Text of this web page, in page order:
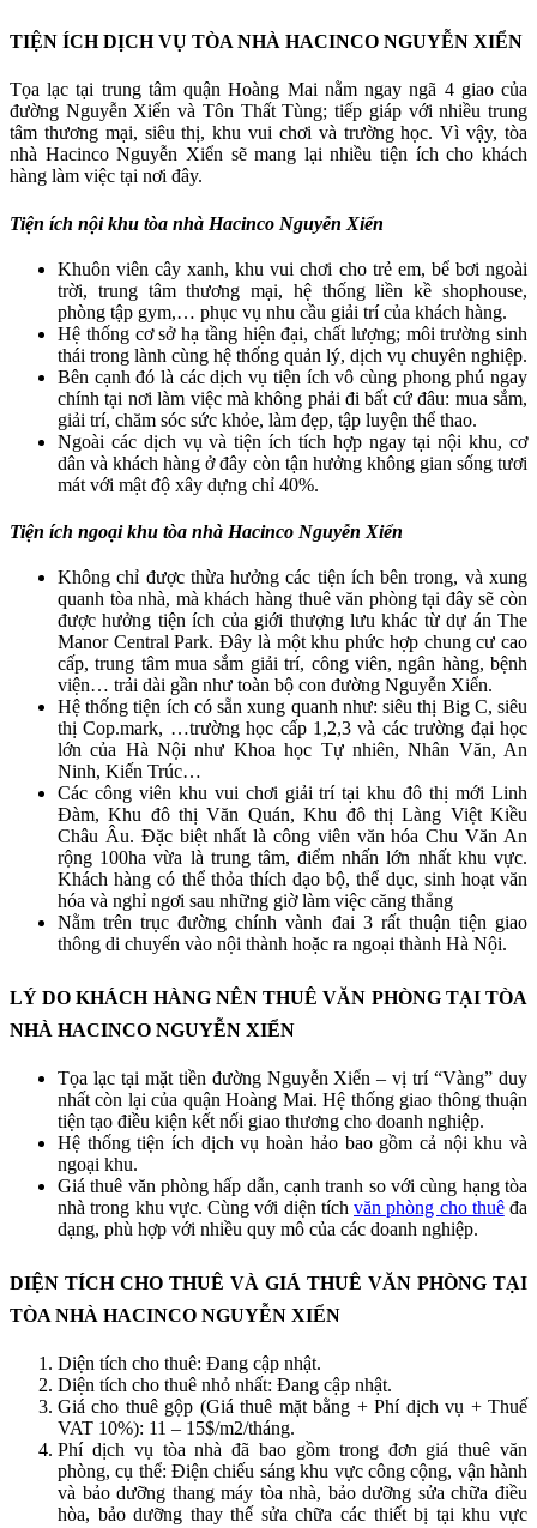
TIỆN ÍCH DỊCH VỤ TÒA NHÀ HACINCO NGUYỄN XIỂN
Tọa lạc tại trung tâm quận Hoàng Mai nằm ngay ngã 4 giao của
đường Nguyễn Xiển và Tôn Thất Tùng; tiếp giáp với nhiều trung
tâm thương mại, siêu thị, khu vui chơi và trường học. Vì vậy, tòa
nhà Hacinco Nguyễn Xiển sẽ mang lại nhiều tiện ích cho khách
hàng làm việc tại nơi đây.
Tiện ích nội khu tòa nhà Hacinco Nguyễn Xiển
Khuôn viên cây xanh, khu vui chơi cho trẻ em, bể bơi ngoài
trời, trung tâm thương mại, hệ thống liền kề shophouse,
phòng tập gym,… phục vụ nhu cầu giải trí của khách hàng.
Hệ thống cơ sở hạ tầng hiện đại, chất lượng; môi trường sinh
thái trong lành cùng hệ thống quản lý, dịch vụ chuyên nghiệp.
Bên cạnh đó là các dịch vụ tiện ích vô cùng phong phú ngay
chính tại nơi làm việc mà không phải đi bất cứ đâu: mua sắm,
giải trí, chăm sóc sức khỏe, làm đẹp, tập luyện thể thao.
Ngoài các dịch vụ và tiện ích tích hợp ngay tại nội khu, cơ
dân và khách hàng ở đây còn tận hưởng không gian sống tươi
mát với mật độ xây dựng chỉ 40%.
Tiện ích ngoại khu tòa nhà Hacinco Nguyễn Xiển
Không chỉ được thừa hưởng các tiện ích bên trong, và xung
quanh tòa nhà, mà khách hàng thuê văn phòng tại đây sẽ còn
được hưởng tiện ích của giới thượng lưu khác từ dự án The
Manor Central Park. Đây là một khu phức hợp chung cư cao
cấp, trung tâm mua sắm giải trí, công viên, ngân hàng, bệnh
viện… trải dài gần như toàn bộ con đường Nguyễn Xiển.
Hệ thống tiện ích có sẵn xung quanh như: siêu thị Big C, siêu
thị Cop.mark, …trường học cấp 1,2,3 và các trường đại học
lớn của Hà Nội như Khoa học Tự nhiên, Nhân Văn, An
Ninh, Kiến Trúc…
Các công viên khu vui chơi giải trí tại khu đô thị mới Linh
Đàm, Khu đô thị Văn Quán, Khu đô thị Làng Việt Kiều
Châu Âu. Đặc biệt nhất là công viên văn hóa Chu Văn An
rộng 100ha vừa là trung tâm, điểm nhấn lớn nhất khu vực.
Khách hàng có thể thỏa thích dạo bộ, thể dục, sinh hoạt văn
hóa và nghỉ ngơi sau những giờ làm việc căng thẳng
Nằm trên trục đường chính vành đai 3 rất thuận tiện giao
thông di chuyển vào nội thành hoặc ra ngoại thành Hà Nội.
LÝ DO KHÁCH HÀNG NÊN THUÊ VĂN PHÒNG TẠI TÒA
NHÀ HACINCO NGUYỄN XIỂN
Tọa lạc tại mặt tiền đường Nguyễn Xiển – vị trí “Vàng” duy
nhất còn lại của quận Hoàng Mai. Hệ thống giao thông thuận
tiện tạo điều kiện kết nối giao thương cho doanh nghiệp.
Hệ thống tiện ích dịch vụ hoàn hảo bao gồm cả nội khu và
ngoại khu.
Giá thuê văn phòng hấp dẫn, cạnh tranh so với cùng hạng tòa
nhà trong khu vực. Cùng với diện tích văn phòng cho thuêđa
dạng, phù hợp với nhiều quy mô của các doanh nghiệp.
DIỆN TÍCH CHO THUÊ VÀ GIÁ THUÊ VĂN PHÒNG TẠI
TÒA NHÀ HACINCO NGUYỄN XIỂN
Diện tích cho thuê: Đang cập nhật.
Diện tích cho thuê nhỏ nhất: Đang cập nhật.
Giá cho thuê gộp (Giá thuê mặt bằng + Phí dịch vụ + Thuế
VAT 10%): 11 – 15$/m2/tháng.
Phí dịch vụ tòa nhà đã bao gồm trong đơn giá thuê văn
phòng, cụ thể: Điện chiếu sáng khu vực công cộng, vận hành
và bảo dưỡng thang máy tòa nhà, bảo dưỡng sửa chữa điều
hòa, bảo dưỡng thay thế sửa chữa các thiết bị tại khu vực